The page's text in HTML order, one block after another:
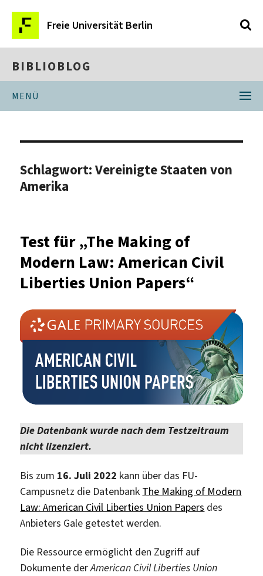
Freie Universität Berlin
BIBLIOBLOG
MENÜ
Schlagwort:Vereinigte Staaten von
Amerika
Test für „The Making of
Modern Law: American Civil
Liberties Union Papers“
Die Datenbank wurde nach dem Testzeitraum
nicht lizenziert.
Bis zum 16. Juli 2022 kann über das FU-
Campusnetz die Datenbank The Making of Modern
Law: American Civil Liberties Union Papers des
Anbieters Gale getestet werden.
Die Ressource ermöglicht den Zugriff auf
Dokumente derAmerican Civil Liberties Union